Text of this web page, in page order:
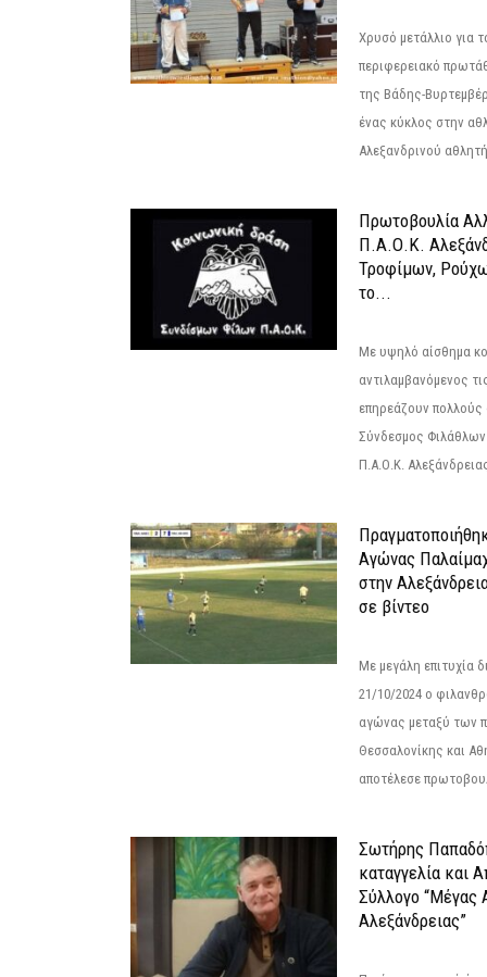
Χρυσό μετάλλιο για
περιφερειακό
της Βάδης-
ένας κύκλος στην
Αλεξανδρινού
Πρωτοβουλία
Π.Α.Ο.Κ.
Τροφίμων,
το...
Με υψηλό αίσθημα
αντιλαμβανόμενος
επηρεάζουν πολλούς
Σύνδεσμος
Π.Α.Ο.Κ.
Αγώνας
στην
σε βίντεο
Με μεγάλη επιτυχία
21/10/2024 ο
αγώνας μεταξύ των
Θεσσαλονίκης και
αποτέλεσε
Σωτήρης
καταγγελία και
Σύλλογο “Μέγας
Αλεξάνδρειας”